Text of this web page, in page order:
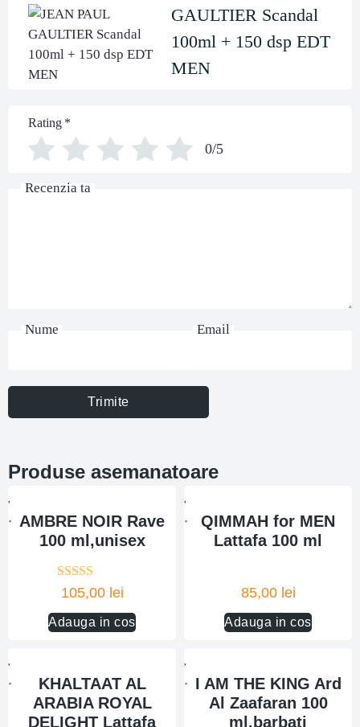
GAULTIER Scandal
100ml + 150 dsp EDT
MEN
Rating *
0/5
Recenzia ta
Nume Email
Trimite
Produse asemanatoare
AMBRE NOIR Rave
100 ml,unisex
105,00 lei
Adauga in cos
Evaluat la
5.00
QIMMAH for MEN
Lattafa 100 ml
85,00 lei
Adauga in cos
KHALTAAT AL
ARABIA ROYAL
DELIGHT Lattafa
I AM THE KING Ard
Al Zaafaran 100
ml,barbati